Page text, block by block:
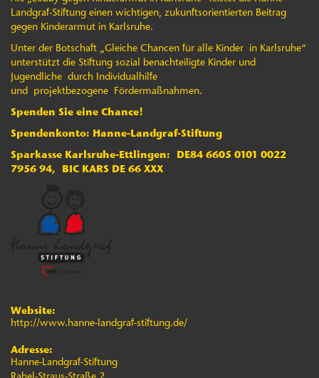
Landgraf-Stiftung einen wichtigen, zukunftsorientierten Beitrag
gegen Kinderarmut in Karlsruhe.
Unter der Botschaft „Gleiche Chancen für alle Kinder
in Karlsruhe“
unterstützt die Stiftung sozial benachteiligte Kinder und
Jugendliche durch Individualhilfe
und projektbezogene
Fördermaßnahmen.
Spenden Sie eine Chance!
Spendenkonto: Hanne-Landgraf-Stiftung
Sparkasse Karlsruhe-Ettlingen: DE84 6605 0101 0022
7956 94, BIC KARS DE 66 XXX
Website:
http://www.hanne-landgraf-stiftung.de/
Adresse:
Hanne-Landgraf-Stiftung